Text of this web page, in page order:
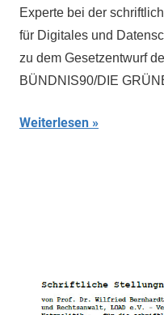
Experte bei der
für Digitales und
zu dem Gesetzentwurf
BÜNDNIS90/DIE
Weiterlesen